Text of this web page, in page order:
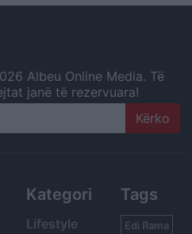
Albeu Online Media. Të
janë të rezervuara!
Kategori
Lifestyle
Tags
Edi Rama